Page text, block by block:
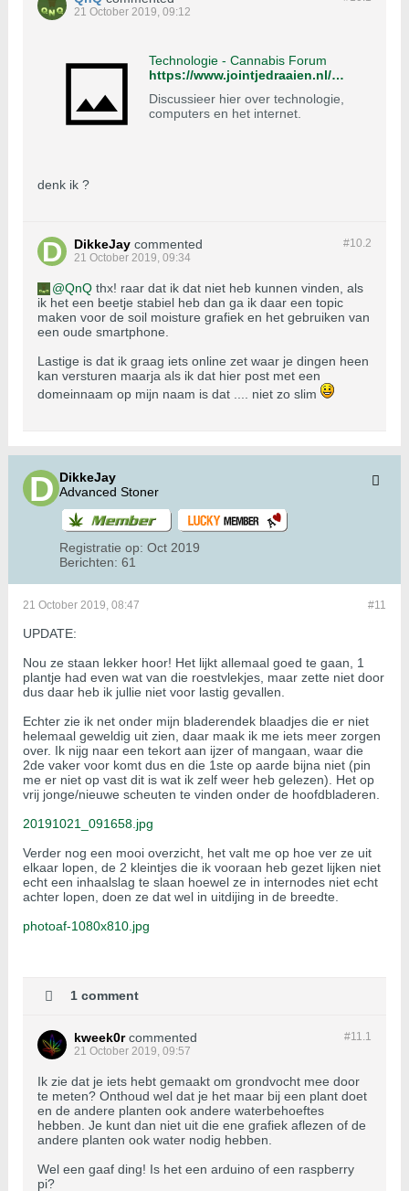
21 October 2019, 09:12
Technologie - Cannabis Forum
https://www.jointjedraaien.nl/wietforum/forum/cannabis-forum/forum-lounge/computers-en-internet
Discussieer hier over technologie,
computers en het internet.
denk ik ?
#10.2
DikkeJay commented
21 October 2019, 09:34
QnQ thx! raar dat ik dat niet heb kunnen vinden, als
ik het een beetje stabiel heb dan ga ik daar een topic
maken voor de soil moisture grafiek en het gebruiken van
een oude smartphone.
Lastige is dat ik graag iets online zet waar je dingen heen
kan versturen maarja als ik dat hier post met een
domeinnaam op mijn naam is dat .... niet zo slim
DikkeJay
Advanced Stoner
Registratie op: Oct 2019
Berichten: 61
#11
21 October 2019, 08:47
UPDATE:
Nou ze staan lekker hoor! Het lijkt allemaal goed te gaan, 1
plantje had even wat van die roestvlekjes, maar zette niet door
dus daar heb ik jullie niet voor lastig gevallen.
Echter zie ik net onder mijn bladerendek blaadjes die er niet
helemaal geweldig uit zien, daar maak ik me iets meer zorgen
over. Ik nijg naar een tekort aan ijzer of mangaan, waar die
2de vaker voor komt dus en die 1ste op aarde bijna niet (pin
me er niet op vast dit is wat ik zelf weer heb gelezen). Het op
vrij jonge/nieuwe scheuten te vinden onder de hoofdbladeren.
20191021_091658.jpg
Verder nog een mooi overzicht, het valt me op hoe ver ze uit
elkaar lopen, de 2 kleintjes die ik vooraan heb gezet lijken niet
echt een inhaalslag te slaan hoewel ze in internodes niet echt
achter lopen, doen ze dat wel in uitdijing in de breedte.
photoaf-1080x810.jpg
1 comment
#11.1
kweek0r commented
21 October 2019, 09:57
Ik zie dat je iets hebt gemaakt om grondvocht mee door
te meten? Onthoud wel dat je het maar bij een plant doet
en de andere planten ook andere waterbehoeftes
hebben. Je kunt dan niet uit die ene grafiek aflezen of de
andere planten ook water nodig hebben.
Wel een gaaf ding! Is het een arduino of een raspberry
pi?